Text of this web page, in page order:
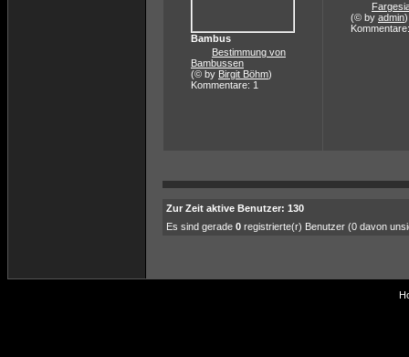
Bambus
Bestimmung von
Bambussen
(© by Birgit Böhm)
Kommentare: 1
(© by admin)
Zur Zeit aktive Benutzer: 130
Es sind gerade 0 registrierte(r) Benutzer (0 davon